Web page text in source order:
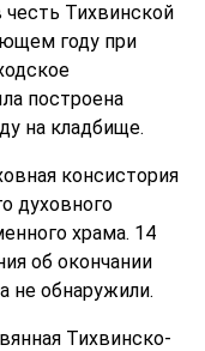
честь Тихвинской
году при
построена
на кладбище.
консистория
духовного
храма. 14
об окончании
не обнаружили.
Тихвинско-